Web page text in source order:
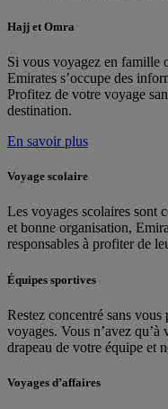
Hajj et Omra
Si vous voyagez en famille
Emirates s’occupe des
Profitez de votre voyage
destination.
En savoir plus
Voyage scolaire
Les voyages scolaires sont
et bonne organisation,
responsables à profiter de
Équipes sportives
Restez concentré sans
voyages. Vous n’avez
drapeau de votre équipe et
Voyages d’affaires